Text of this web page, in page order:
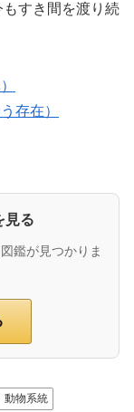
すき間を渡り続
存在）
見る
鑑が見つかりま
動物系統